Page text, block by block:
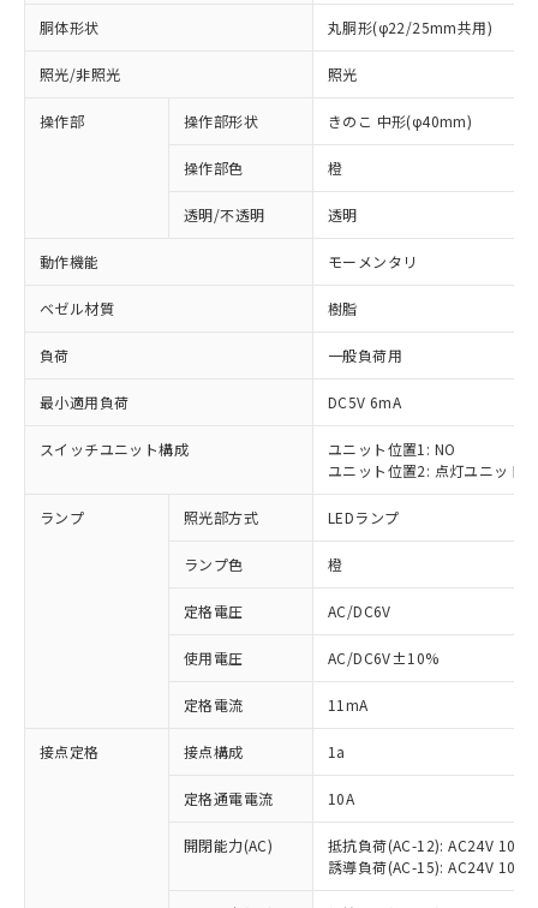
胴体形状 丸胴形(φ22/25mm共用)
照光/非照光 照光
操作部 操作部形状 きのこ 中形(φ40mm)
操作部色 橙
透明/不透明 透明
動作機能 モーメンタリ
ベゼル材質 樹脂
負荷 一般負荷用
最小適用負荷 DC5V 6mA
スイッチユニット構成
ユニット位置1: NO
ユニット位置2: 点灯ユニット
ランプ 照光部方式 LEDランプ
ランプ色 橙
定格電圧 AC/DC6V
使用電圧 AC/DC6V±10%
定格電流 11mA
接点定格 接点構成 1a
定格通電電流 10A
開閉能力(AC)
抵抗負荷(AC-12): AC24V 10A/
誘導負荷(AC-15): AC24V
以下の条件をお読みいただき、同意のうえ
本サービスは、当社制御機器事業取扱
商品の当社在庫状況および標準価格
(税抜)を提供させていただくもので
当社制御機器事業取扱商品の中には、
本サービスの対象外となる商品もある
非含有に対応した製品が提供可能な商品で
対応予定：EU RoHS指令（10物質）の非含
有に対応した製品に切り替える予定のある
対応予定なし：EU RoHS指令（10物質）の
非含有に非対応の商品で、対応品を出す予
調査・確認中：EU RoHS指令（10物質）の
非含有の対応状況を調査中または確認中の
非該当品：ライセンス料など無形物で、有
害物質有無と関係のない商品です。
仕入先様の事情により、非含有部品として
「○」：最大均質材料含有率が中国RoHSの
基準値以下であることを示します。
「×」：最大均質材料含有率が中国RoHSの